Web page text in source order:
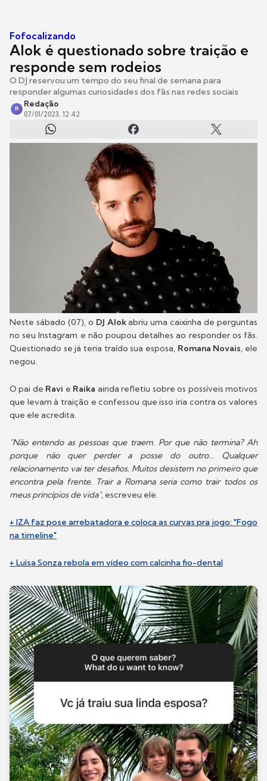
Fofocalizando
Alok é questionado sobre traição e
responde sem rodeios
O DJ reservou um tempo do seu final de semana para
responder algumas curiosidades dos fãs nas redes sociais
R
Redação
07/01/2023, 12:42
Neste sábado (07), o DJ Alokabriu uma caixinha de perguntas
no seu Instagram e não poupou detalhes ao responder os fãs.
Questionado se já teria traído sua esposa, Romana Novais, ele
negou.
O pai de Ravi e Raika ainda refletiu sobre os possíveis motivos
que levam à traição e confessou que isso iria contra os valores
que ele acredita.
"Não entendo as pessoas que traem. Por que não termina? Ah
porque não quer perder a posse do outro... Qualquer
relacionamento vai ter desafios. Muitos desistem no primeiro que
encontra pela frente. Trair a Romana seria como trair todos os
meus princípios de vida", escreveu ele.
+ IZA faz pose arrebatadora e coloca as curvas pra jogo: "Fogo
na timeline"
+ Luísa Sonza rebola em vídeo com calcinha fio-dental